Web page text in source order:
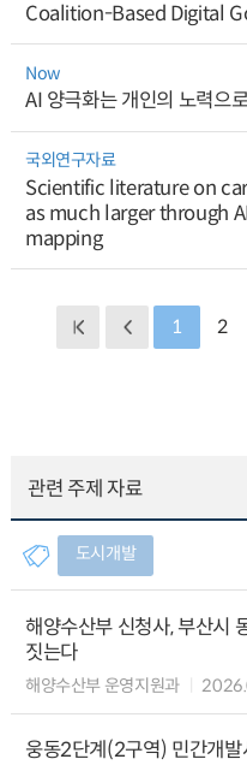
Coalition-Based Digital
Now
AI 양극화는 개인의 노력으
국외연구자료
Scientific literature on
as much larger through
mapping
1 2
관련 주제 자료
도시개발
해양수산부 신청사, 부산시
짓는다
해양수산부 운영지원과
웅동2단계(2구역) 민간개발